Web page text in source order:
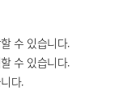
수 있습니다.
수 있습니다.
다.